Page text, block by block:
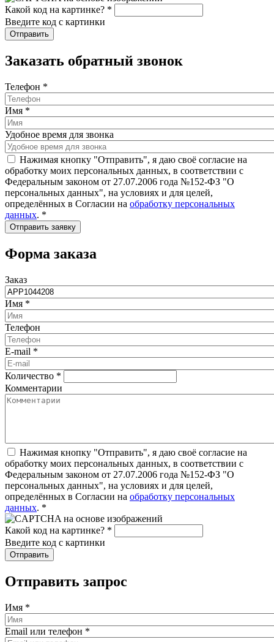
Какой код на картинке? *
Введите код с картинки
Заказать обратный звонок
Телефон *
Имя *
Удобное время для звонка
Нажимая кнопку "Отправить", я даю своё согласие на
обработку моих персональных данных, в соответствии с
Федеральным законом от 27.07.2006 года №152-ФЗ "О
персональных данных", на условиях и для целей,
определённых в Согласии на обработку персональных
данных. *
Форма заказа
Заказ
Имя *
Телефон
E-mail *
Количество *
Комментарии
Нажимая кнопку "Отправить", я даю своё согласие на
обработку моих персональных данных, в соответствии с
Федеральным законом от 27.07.2006 года №152-ФЗ "О
персональных данных", на условиях и для целей,
определённых в Согласии на обработку персональных
данных. *
Какой код на картинке? *
Введите код с картинки
Отправить запрос
Имя *
Email или телефон *